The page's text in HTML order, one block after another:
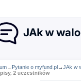
JAk w
→ Pytanie o myfund.pl→JAk w
2 uczestników